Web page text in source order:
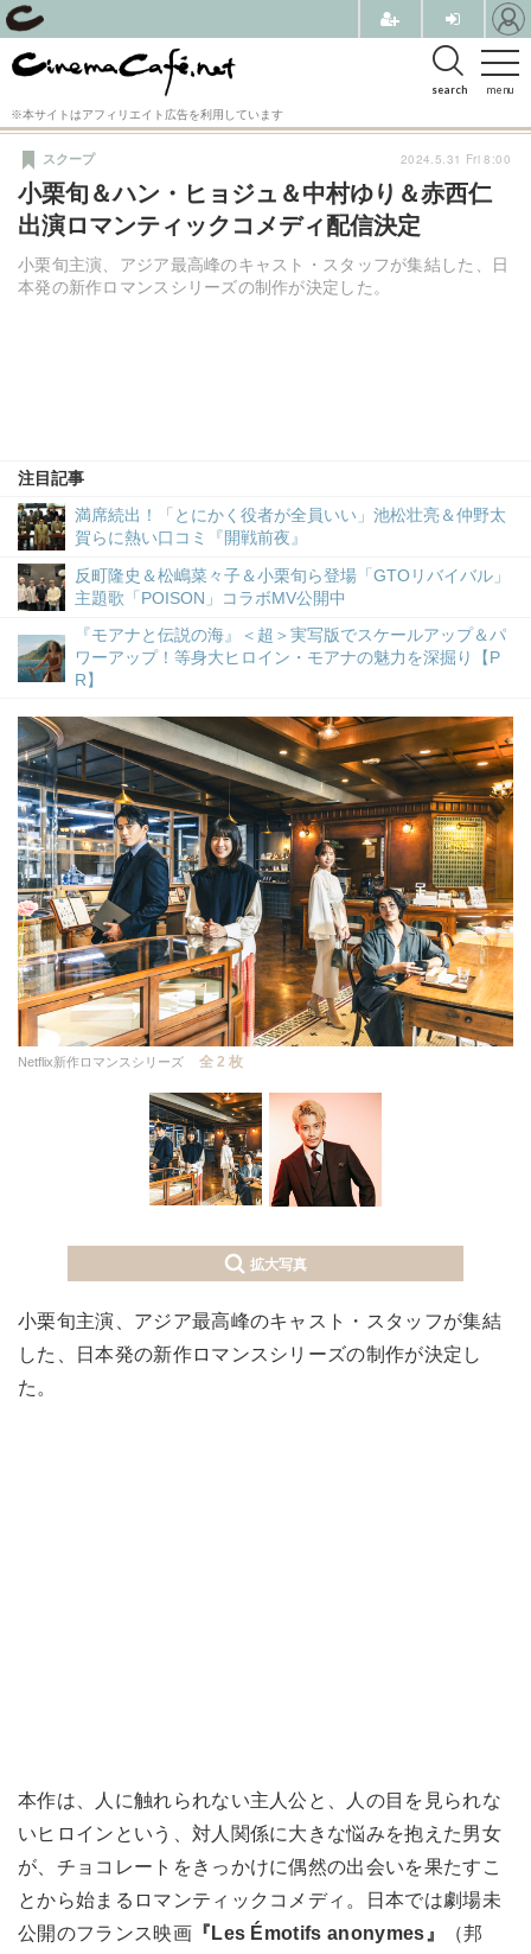
menu
search
※本サイトはアフィリエイト広告を利用しています
小栗旬＆ハン・ヒョジュ＆中村ゆり＆赤西仁
出演ロマンティックコメディ配信決定
小栗旬主演、アジア最高峰のキャスト・スタッフが集結した、日
本発の新作ロマンスシリーズの制作が決定した。
スクープ
注目記事
満席続出！「とにかく役者が全員いい」池松壮亮＆仲野太
賀らに熱い口コミ『開戦前夜』
反町隆史＆松嶋菜々子＆小栗旬ら登場「GTOリバイバル」
主題歌「POISON」コラボMV公開中
『モアナと伝説の海』＜超＞実写版でスケールアップ＆パ
ワーアップ！等身大ヒロイン・モアナの魅力を深掘り【P
R】
2024.5.31 Fri 8:00
Netflix新作ロマンスシリーズ 全 2 枚
拡大写真
小栗旬主演、アジア最高峰のキャスト・スタッフが集結
した、日本発の新作ロマンスシリーズの制作が決定し
た。
本作は、人に触れられない主人公と、人の目を見られな
いヒロインという、対人関係に大きな悩みを抱えた男女
が、チョコレートをきっかけに偶然の出会いを果たすこ
とから始まるロマンティックコメディ。日本では劇場未
公開のフランス映画『Les Émotifs anonymes』
（邦